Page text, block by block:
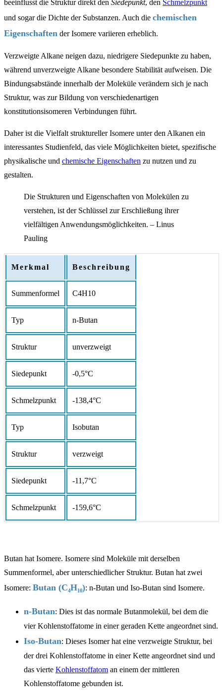
beeinflusst die Struktur direkt den Siedepunkt, den Schmelzpunkt
und sogar die Dichte der Substanzen. Auch die chemischen
Eigenschaften der Isomere variieren erheblich.
Verzweigte Alkane neigen dazu, niedrigere Siedepunkte zu haben,
während unverzweigte Alkane besondere Stabilität aufweisen. Die
Bindungsabstände innerhalb der Moleküle verändern sich je nach
Struktur, was zur Bildung von verschiedenartigen
konstitutionsisomeren Verbindungen führt.
Daher ist die Vielfalt struktureller Isomere unter den Alkanen ein
interessantes Studienfeld, das viele Möglichkeiten bietet, spezifische
physikalische und chemische Eigenschaften zu nutzen und zu
gestalten.
Die Strukturen und Eigenschaften von Molekülen zu
verstehen, ist der Schlüssel zur Erschließung ihrer
vielfältigen Anwendungsmöglichkeiten. – Linus
Pauling
Merkmal Beschreibung
Summenformel C4H10
Typ n-Butan
Struktur unverzweigt
Siedepunkt -0,5°C
Schmelzpunkt -138,4°C
Typ Isobutan
Struktur verzweigt
Siedepunkt -11,7°C
Schmelzpunkt -159,6°C
Butan hat Isomere. Isomere sind Moleküle mit derselben
Summenformel, aber unterschiedlicher Struktur. Butan hat zwei
Isomere: Butan (C₄H₁₀): n-Butan und Iso-Butan sind Isomere.
n-Butan: Dies ist das normale Butanmolekül, bei dem die
vier Kohlenstoffatome in einer geraden Kette angeordnet sind.
Iso-Butan: Dieses Isomer hat eine verzweigte Struktur, bei
der drei Kohlenstoffatome in einer Kette angeordnet sind und
das vierte Kohlenstoffatom an einem der mittleren
Kohlenstoffatome gebunden ist.